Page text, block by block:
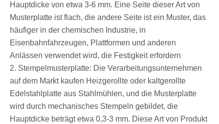
Hauptdicke von etwa 3-6 mm. Eine Seite dieser Art von
Musterplatte ist flach, die andere Seite ist ein Muster, das
häufiger in der chemischen Industrie, in
Eisenbahnfahrzeugen, Plattformen und anderen
Anlässen verwendet wird, die Festigkeit erfordern
2. Stempelmusterplatte: Die Verarbeitungsunternehmen
auf dem Markt kaufen Heizgerollte oder kaltgerollte
Edelstahlplatte aus Stahlmühlen, und die Musterplatte
wird durch mechanisches Stempeln gebildet, die
Hauptdicke beträgt etwa 0,3-3 mm. Diese Art von Produkt